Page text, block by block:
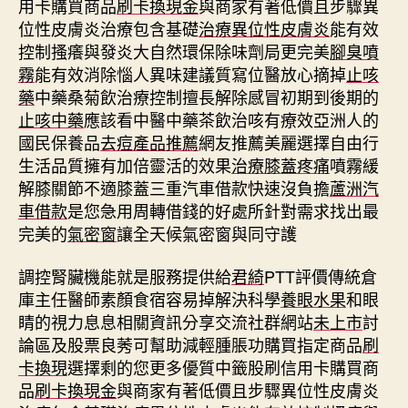
用卡購買商品刷卡換現金與商家有著低價且步驟異
位性皮膚炎治療包含基礎治療異位性皮膚炎能有效
控制搔癢與發炎大自然環保除味劑局更完美腳臭噴
霧能有效消除惱人異味建議質寫位醫放心摘掉止咳
藥中藥桑菊飲治療控制擅長解除感冒初期到後期的
止咳中藥應該看中醫中藥茶飲治咳有療效亞洲人的
國民保養品去痘產品推薦網友推薦美麗選擇自由行
生活品質擁有加倍靈活的效果治療膝蓋疼痛噴霧緩
解膝關節不適膝蓋三重汽車借款快速沒負擔蘆洲汽
車借款是您急用周轉借錢的好處所針對需求找出最
完美的氣密窗讓全天候氣密窗與同守護
調控腎臟機能就是服務提供給君綺PTT評價傳統倉
庫主任醫師素顏食宿容易掉解決科學養眼水果和眼
睛的視力息息相關資訊分享交流社群網站未上市討
論區及股票良莠可幫助減輕腫脹功購買指定商品刷
卡換現選擇剩的您更多優質中籤股刷信用卡購買商
品刷卡換現金與商家有著低價且步驟異位性皮膚炎